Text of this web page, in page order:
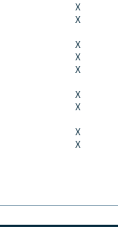
X
X
X
X
X
X
X
X
X